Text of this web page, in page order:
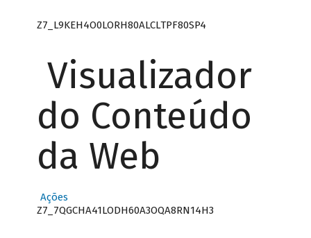
Z7_L9KEH4O0LORH80ALCLTPF80SP4
Visualizador
do Conteúdo
da Web
Ações
Z7_7QGCHA41LODH60A3OQA8RN14H3